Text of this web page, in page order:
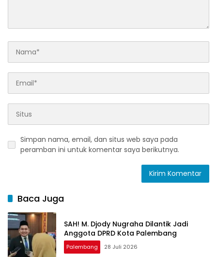
Simpan nama, email, dan situs web saya pada
peramban ini untuk komentar saya berikutnya.
Baca Juga
SAH! M. Djody Nugraha Dilantik Jadi
Anggota DPRD Kota Palembang
Palembang 28 Juli 2026